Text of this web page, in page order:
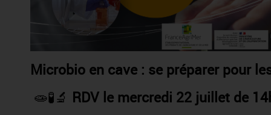
Microbio en cave : se préparer pour
🧫🧪🔬 RDV le mercredi 22 juillet de